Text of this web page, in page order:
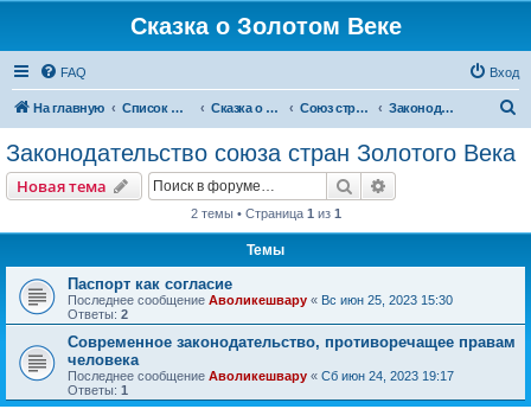
Сказка о Золотом Веке
FAQ Вход
На главную Список форумов Сказка о Золотом Веке Cоюз стран Золотого Века Законодательство союза стран Золотого Века
Законодательство союза стран Золотого Века
Новая тема Поиск
2 темы • Страница 1 из 1
Темы
Паспорт как согласие
Последнее сообщение Аволикешвару « Вс июн 25, 2023 15:30
Ответы: 2
Современное законодательство, противоречащее правам
человека
Последнее сообщение Аволикешвару « Сб июн 24, 2023 19:17
Ответы: 1